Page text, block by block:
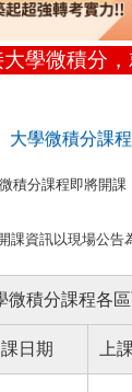
學微積分
大學微積分課程
積分課程即將開課
課資訊以現場公告
微積分課程各
日期 上